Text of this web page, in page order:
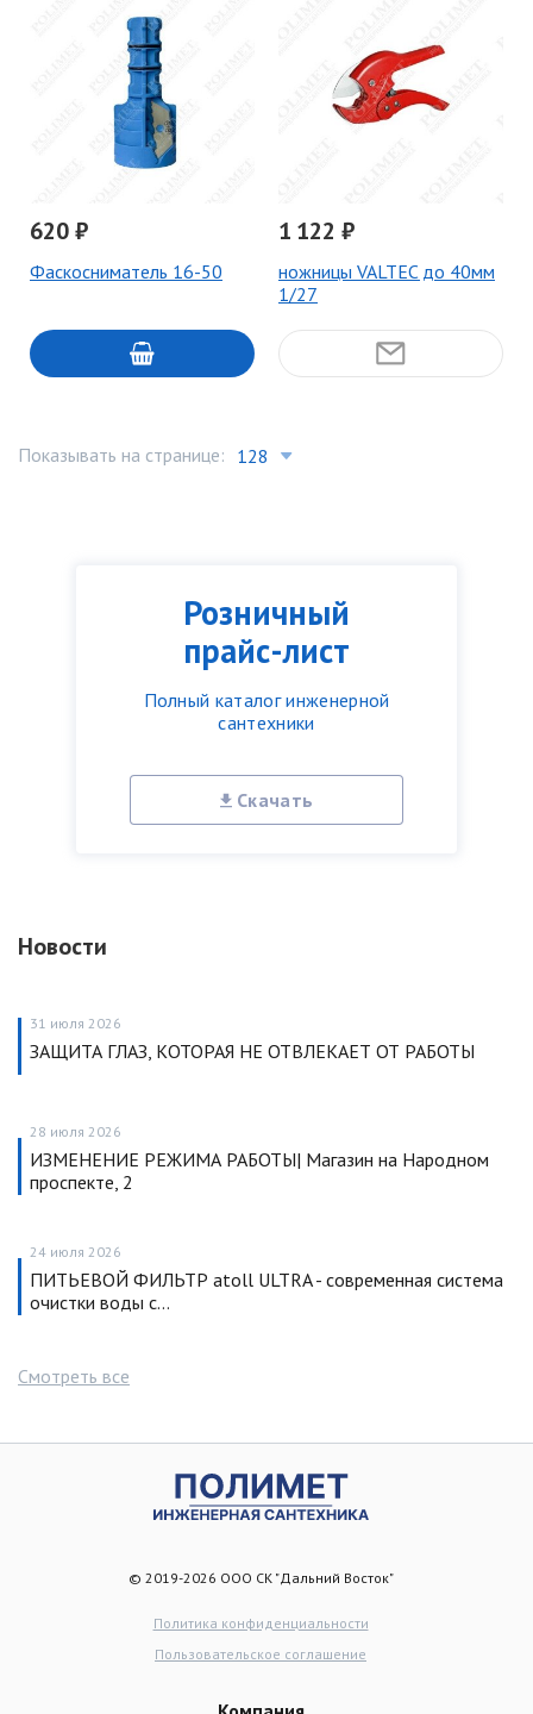
Розничный
прайс-лист
Полный каталог инженерной
сантехники
Скачать
Новости
31 июля 2026
ЗАЩИТА ГЛАЗ, КОТОРАЯ НЕ ОТВЛЕКАЕТ ОТ РАБОТЫ
28 июля 2026
ИЗМЕНЕНИЕ РЕЖИМА РАБОТЫ| Магазин на Народном
проспекте, 2
24 июля 2026
ПИТЬЕВОЙ ФИЛЬТР atoll ULTRA - современная система
очистки воды с…
Смотреть все
620 ₽
Фаскосниматель 16-50
1 122 ₽
ножницы VALTEC до 40мм
1/27
Показывать на странице:
© 2019-2026 ООО СК "Дальний Восток"
Политика конфиденциальности
Пользовательское соглашение